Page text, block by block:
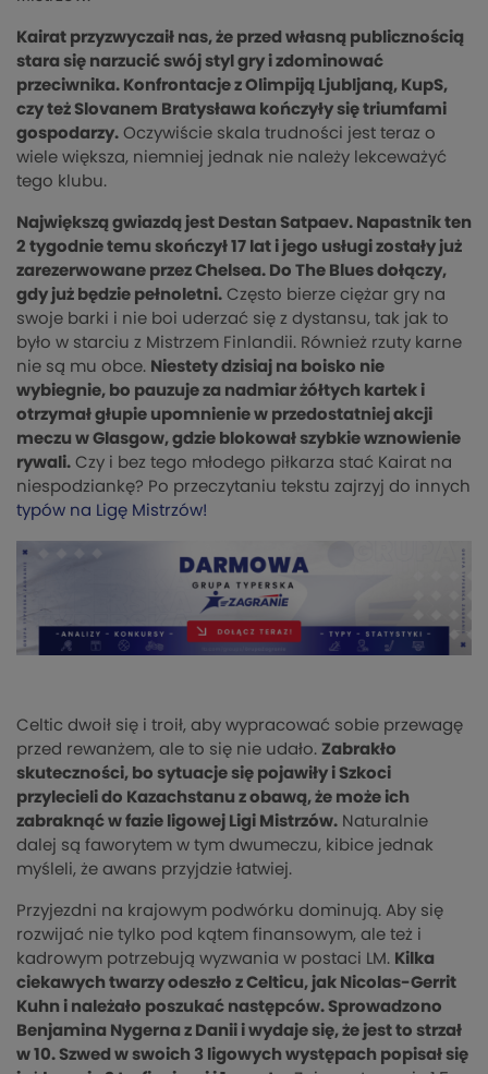
Kairat przyzwyczaił nas, że przed własną publicznością
stara się narzucić swój styl gry i zdominować
przeciwnika. Konfrontacje z Olimpiją Ljubljaną, KupS,
czy też Slovanem Bratysława kończyły się triumfami
gospodarzy. Oczywiście skala trudności jest teraz o
wiele większa, niemniej jednak nie należy lekceważyć
tego klubu.
Największą gwiazdą jest Destan Satpaev. Napastnik ten
2 tygodnie temu skończył 17 lat i jego usługi zostały już
zarezerwowane przez Chelsea. Do The Blues dołączy,
gdy już będzie pełnoletni. Często bierze ciężar gry na
swoje barki i nie boi uderzać się z dystansu, tak jak to
było w starciu z Mistrzem Finlandii. Również rzuty karne
nie są mu obce. Niestety dzisiaj na boisko nie
wybiegnie, bo pauzuje za nadmiar żółtych kartek i
otrzymał głupie upomnienie w przedostatniej akcji
meczu w Glasgow, gdzie blokował szybkie wznowienie
rywali. Czy i bez tego młodego piłkarza stać Kairat na
niespodziankę? Po przeczytaniu tekstu zajrzyj do innych
typów na Ligę Mistrzów!
Celtic dwoił się i troił, aby wypracować sobie przewagę
przed rewanżem, ale to się nie udało. Zabrakło
skuteczności, bo sytuacje się pojawiły i Szkoci
przylecieli do Kazachstanu z obawą, że może ich
zabraknąć w fazie ligowej Ligi Mistrzów. Naturalnie
dalej są faworytem w tym dwumeczu, kibice jednak
myśleli, że awans przyjdzie łatwiej.
Przyjezdni na krajowym podwórku dominują. Aby się
rozwijać nie tylko pod kątem finansowym, ale też i
kadrowym potrzebują wyzwania w postaci LM. Kilka
ciekawych twarzy odeszło z Celticu, jak Nicolas-Gerrit
Kuhn i należało poszukać następców. Sprowadzono
Benjamina Nygerna z Danii i wydaje się, że jest to strzał
w 10. Szwed w swoich 3 ligowych występach popisał się